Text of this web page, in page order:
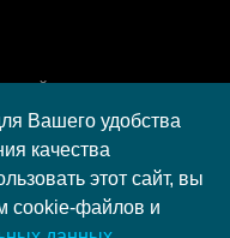
социальных и
на территории
в 2020 году
данных
S-Media group
Вашего удобства
качества
этот сайт, вы
cookie-файлов и